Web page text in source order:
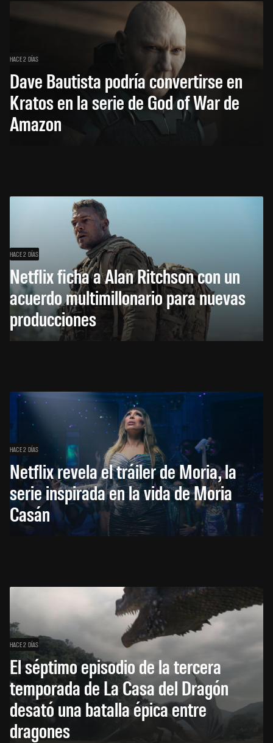
HACE 2 DÍAS
Dave Bautista podría convertirse en
Kratos en la serie de God of War de
Amazon
HACE 2 DÍAS
Netflix ficha a Alan Ritchson con un
acuerdo multimillonario para nuevas
producciones
HACE 2 DÍAS
Netflix revela el tráiler de Moria, la
serie inspirada en la vida de Moria
Casán
HACE 2 DÍAS
El séptimo episodio de la tercera
temporada de La Casa del Dragón
desató una batalla épica entre
dragones